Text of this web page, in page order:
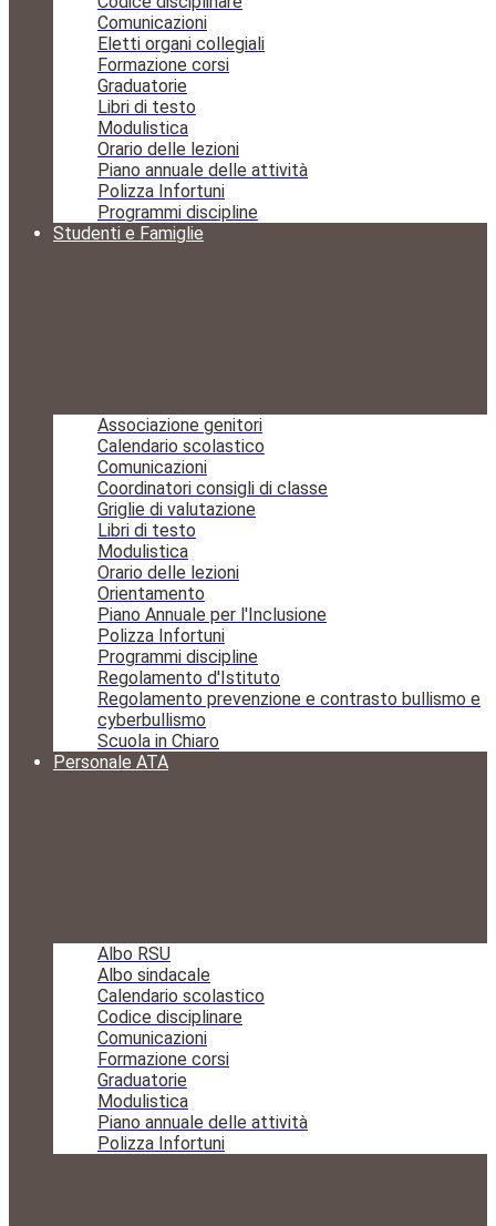
Comunicazioni
Eletti organi collegiali
Formazione corsi
Graduatorie
Libri di testo
Modulistica
Orario delle lezioni
Piano annuale delle attività
Polizza Infortuni
Programmi discipline
Studenti e Famiglie
Associazione genitori
Calendario scolastico
Comunicazioni
Coordinatori consigli di classe
Griglie di valutazione
Libri di testo
Modulistica
Orario delle lezioni
Orientamento
Piano Annuale per l'Inclusione
Polizza Infortuni
Programmi discipline
Regolamento d'Istituto
Regolamento prevenzione e contrasto bullismo e
cyberbullismo
Scuola in Chiaro
Personale ATA
Albo RSU
Albo sindacale
Calendario scolastico
Codice disciplinare
Comunicazioni
Formazione corsi
Graduatorie
Modulistica
Piano annuale delle attività
Polizza Infortuni